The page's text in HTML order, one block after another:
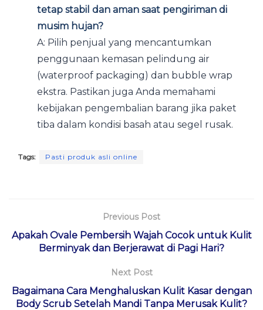
tetap stabil dan aman saat pengiriman di
musim hujan?
A: Pilih penjual yang mencantumkan
penggunaan kemasan pelindung air
(waterproof packaging) dan bubble wrap
ekstra. Pastikan juga Anda memahami
kebijakan pengembalian barang jika paket
tiba dalam kondisi basah atau segel rusak.
Tags: Pasti produk asli online
Previous Post
Apakah Ovale Pembersih Wajah Cocok untuk Kulit
Berminyak dan Berjerawat di Pagi Hari?
Next Post
Bagaimana Cara Menghaluskan Kulit Kasar dengan
Body Scrub Setelah Mandi Tanpa Merusak Kulit?